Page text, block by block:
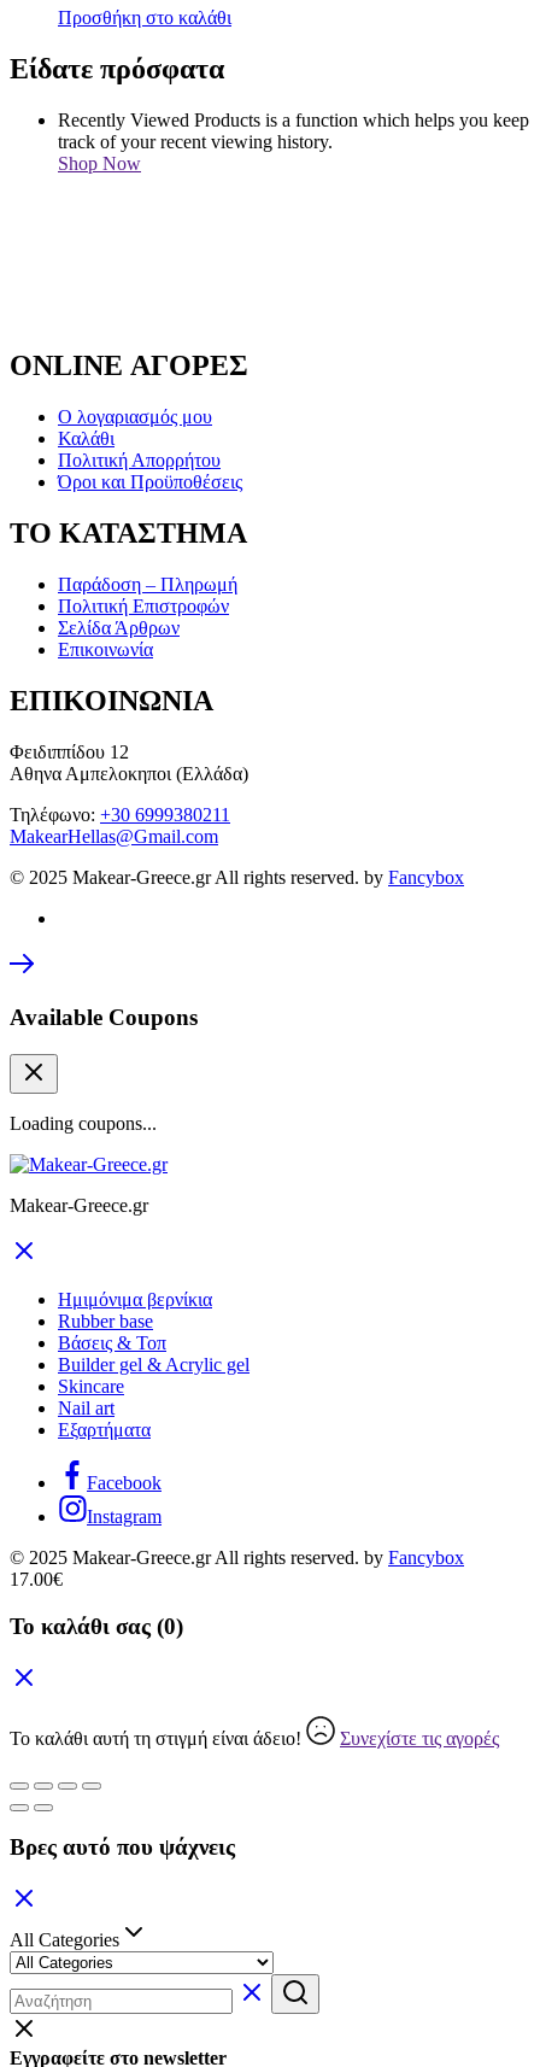
Προσθήκη στο καλάθι
Είδατε πρόσφατα
Recently Viewed Products is a function which helps you keep
track of your recent viewing history.
Shop Now
ONLINE ΑΓΟΡΕΣ
Ο λογαριασμός μου
Καλάθι
Πολιτική Απορρήτου
Όροι και Προϋποθέσεις
ΤΟ ΚΑΤΑΣΤΗΜΑ
Παράδοση – Πληρωμή
Πολιτική Επιστροφών
Σελίδα Άρθρων
Επικοινωνία
ΕΠΙΚΟΙΝΩΝΙΑ
Φειδιππίδου 12
Αθηνα Αμπελοκηποι (Ελλάδα)
Τηλέφωνο: +30 6999380211
MakearHellas@Gmail.com
© 2025 Makear-Greece.gr All rights reserved. by Fancybox
Available Coupons
Loading coupons...
Makear-Greece.gr
Ημιμόνιμα βερνίκια
Rubber base
Βάσεις & Τοπ
Builder gel & Acrylic gel
Skincare
Nail art
Εξαρτήματα
Facebook
Instagram
© 2025 Makear-Greece.gr All rights reserved. by Fancybox
17.00€
Το καλάθι σας (0)
Το καλάθι αυτή τη στιγμή είναι άδειο! Συνεχίστε τις αγορές
Βρες αυτό που ψάχνεις
All Categories
Εγγραφείτε στο newsletter